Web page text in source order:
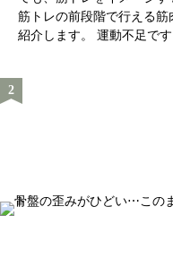
筋トレの前段階で行える
紹介します。 運動不足で